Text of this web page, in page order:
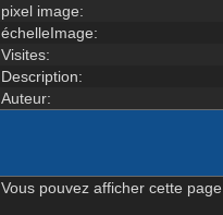
pixel image:
échelleImage:
Visites:
Description:
Auteur:
Vous pouvez afficher cette